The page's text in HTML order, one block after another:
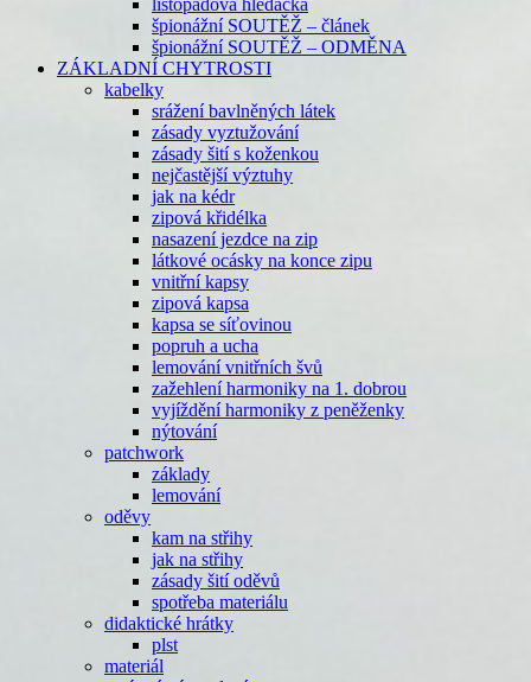
listopadová hledačka
špionážní SOUTĚŽ – článek
špionážní SOUTĚŽ – ODMĚNA
ZÁKLADNÍ CHYTROSTI
kabelky
srážení bavlněných látek
zásady vyztužování
zásady šití s koženkou
nejčastější výztuhy
jak na kédr
zipová křidélka
nasazení jezdce na zip
látkové ocásky na konce zipu
vnitřní kapsy
zipová kapsa
kapsa se síťovinou
popruh a ucha
lemování vnitřních švů
zažehlení harmoniky na 1. dobrou
vyjíždění harmoniky z peněženky
nýtování
patchwork
základy
lemování
oděvy
kam na střihy
jak na střihy
zásady šití oděvů
spotřeba materiálu
didaktické hrátky
plst
materiál